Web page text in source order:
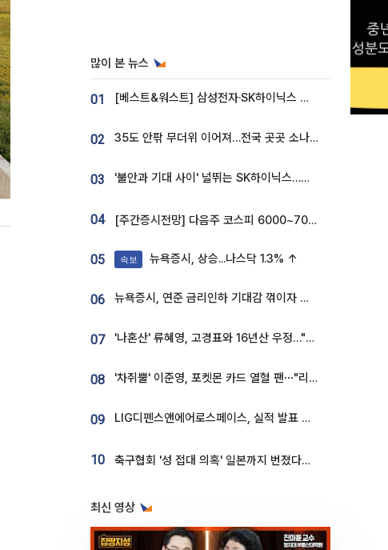
많이 본 뉴스
01 [베스트&워스트] 삼성전자·SK하이닉스 밀린 한 주…상상인증권은 85% 급등
02 35도 안팎 무더위 이어져…전국 곳곳 소나기 [오늘 날씨]
03 '불안과 기대 사이' 널뛰는 SK하이닉스…증권가 "HBM4·LTA 기반 펀터멘털 견고"
04 [주간증시전망] 다음주 코스피 6000~7000⋯“外人 수급은 정책이 변수”
05 속보 뉴욕증시, 상승...나스닥 1.3% ↑
06 뉴욕증시, 연준 금리인하 기대감 꺾이자 상승...S&P500 사상 최고치 [종합]
07 '나혼산' 류혜영, 고경표와 16년산 우정…"자취방서 부모님과 마주쳐"
08 '차쥐뿔' 이준영, 포켓몬 카드 열혈 팬⋯"리셀러 처단할 것"
09 LIG디펜스앤에어로스페이스, 실적 발표 후 급락→반등⋯증권가 “28년까지 튼튼”
10 축구협회 '성 접대 의혹' 일본까지 번졌다…日 심판 실명 공개
최신 영상